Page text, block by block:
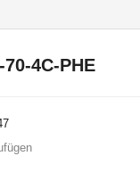
70-4C-PHE